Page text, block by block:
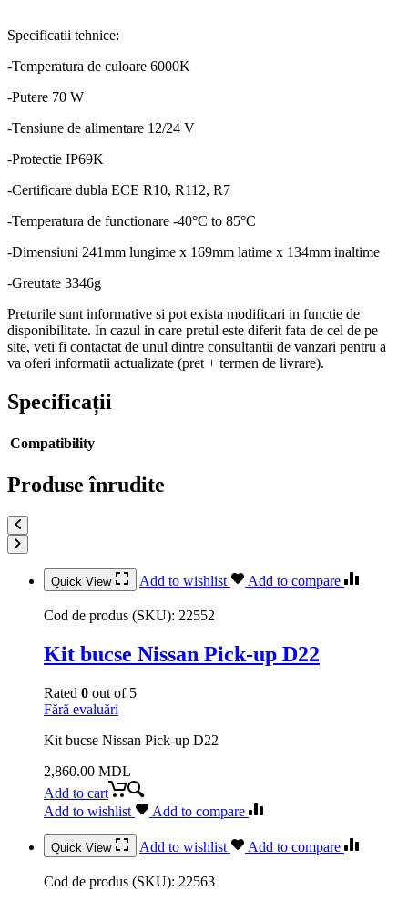
Specificatii tehnice:
-Temperatura de culoare 6000K
-Putere 70 W
-Tensiune de alimentare 12/24 V
-Protectie IP69K
-Certificare dubla ECE R10, R112, R7
-Temperatura de functionare -40°C to 85°C
-Dimensiuni 241mm lungime x 169mm latime x 134mm inaltime
-Greutate 3346g
Preturile sunt informative si pot exista modificari in functie de
disponibilitate. In cazul in care pretul este diferit fata de cel de pe
site, veti fi contactat de unul dintre consultantii de vanzari pentru a
va oferi informatii actualizate (pret + termen de livrare).
Specificații
Compatibility
Produse înrudite
Quick View Add to wishlist Add to compare
Cod de produs (SKU): 22552
Kit bucse Nissan Pick-up D22
Rated 0 out of 5
Fără evaluări
Kit bucse Nissan Pick-up D22
2,860.00 MDL
Add to cart
Add to wishlist
Add to compare
Quick View Add to wishlist Add to compare
Cod de produs (SKU): 22563